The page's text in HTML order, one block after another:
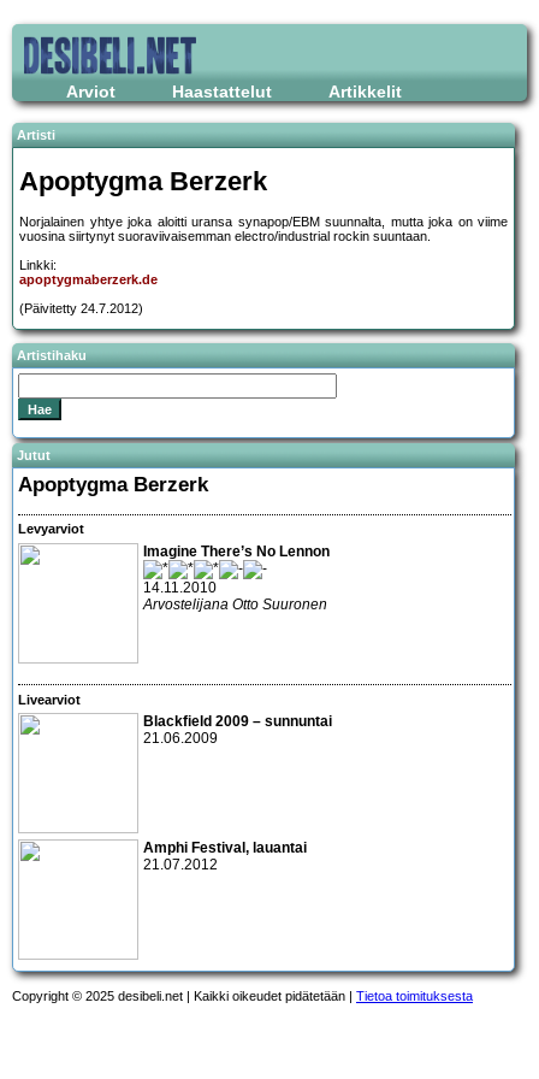
Arviot Haastattelut Artikkelit
Artisti
Apoptygma Berzerk
Norjalainen yhtye joka aloitti uransa synapop/EBM suunnalta, mutta joka on viime
vuosina siirtynyt suoraviivaisemman electro/industrial rockin suuntaan.
Linkki:
apoptygmaberzerk.de
(Päivitetty 24.7.2012)
Artistihaku
Jutut
Apoptygma Berzerk
Levyarviot
Imagine There’s No Lennon
14.11.2010
Arvostelijana Otto Suuronen
Livearviot
Blackfield 2009 – sunnuntai
21.06.2009
Amphi Festival , lauantai
21.07.2012
Copyright © 2025 desibeli.net | Kaikki oikeudet pidätetään | Tietoa toimituksesta